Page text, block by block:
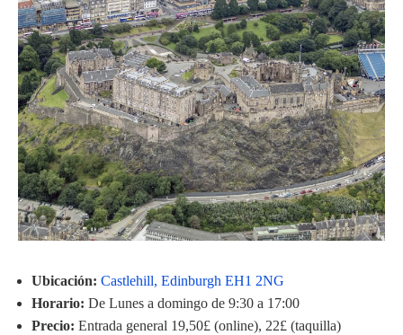
Ubicación: Castlehill, Edinburgh EH1 2NG
Horario: De Lunes a domingo de 9:30 a 17:00
Precio: Entrada general 19,50£ (online), 22£ (taquilla)